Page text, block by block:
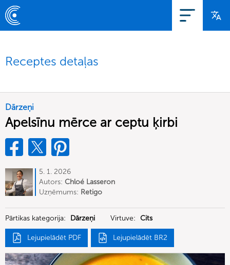
Receptes detaļas
Dārzeņi
Apelsīnu mērce ar ceptu ķirbi
5. 1. 2026
Autors: Chloé Lasseron
Uzņēmums: Retigo
Pārtikas kategorija: Dārzeņi Virtuve: Cits
Lejupielādēt PDF Lejupielādēt BR2